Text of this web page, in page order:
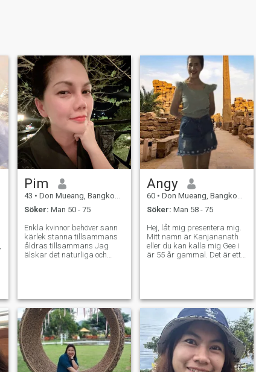
Pim
43 • Don Mueang, Bangkok, Thailand
Söker: Man 50 - 75
Enkla kvinnor behöver sann
kärlek stanna tillsammans
åldras tillsammans Jag
älskar det naturliga och
förstå varandra. Jag är en
bra kvinna och mycket ärlig
och uppriktig. Jag är en lugn
kvinna jag älskar fridfull i
livet
Angy
60 • Don Mueang, Bangkok, Thailand
Söker: Man 58 - 75
Hej, låt mig presentera mig.
Mitt namn är Kanjananath
eller du kan kalla mig Gee i
är 55 år gammal. Det är ett
jag är. Jag skulle också vilja
ha någon som kan vara med
mig och mina barn för alltid
på mitt liv, respektera
varandra och aldrig ha
något emot att jag har barn
innan. som är goda hjärtan,
snälla, herrar och älskar den